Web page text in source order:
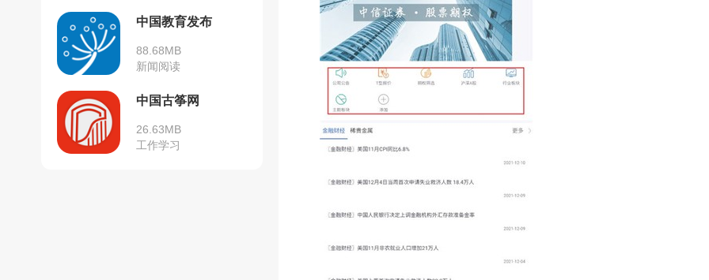
中国教育发布
88.68MB
新闻阅读
中国古筝网
26.63MB
工作学习